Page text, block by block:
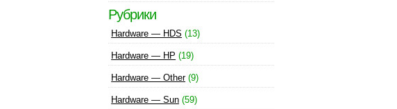
Рубрики
Hardware — HDS (13)
Hardware — HP (19)
Hardware — Other(9)
Hardware — Sun (59)